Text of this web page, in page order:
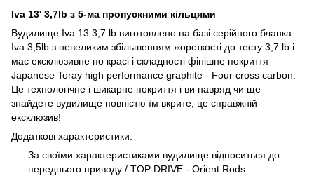
Iva 13' 3,7lb з 5-ма пропускними кільцями
Вудилище Iva 13 3,7 lb виготовлено ​​на базі серійного бланка
Iva 3,5lb з невеликим збільшенням жорсткості до тесту 3,7 lb і
має ексклюзивне по красі і складності фінішне покриття
Japanese Toray high performance graphite - Four cross carbon.
Це технологічне і шикарне покриття і ви навряд чи ще
знайдете вудилище повністю їм вкрите, це справжній
ексклюзив!
Додаткові характеристики:
За своїми характеристиками вудилище відноситься до
переднього приводу / TOP DRIVE - Orient Rods